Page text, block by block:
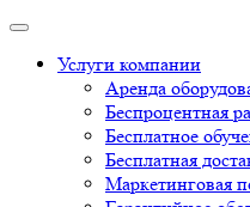
Услуги компании
Аренда
Беспроцентная
Бесплатное
Бесплатная
Маркетинговая